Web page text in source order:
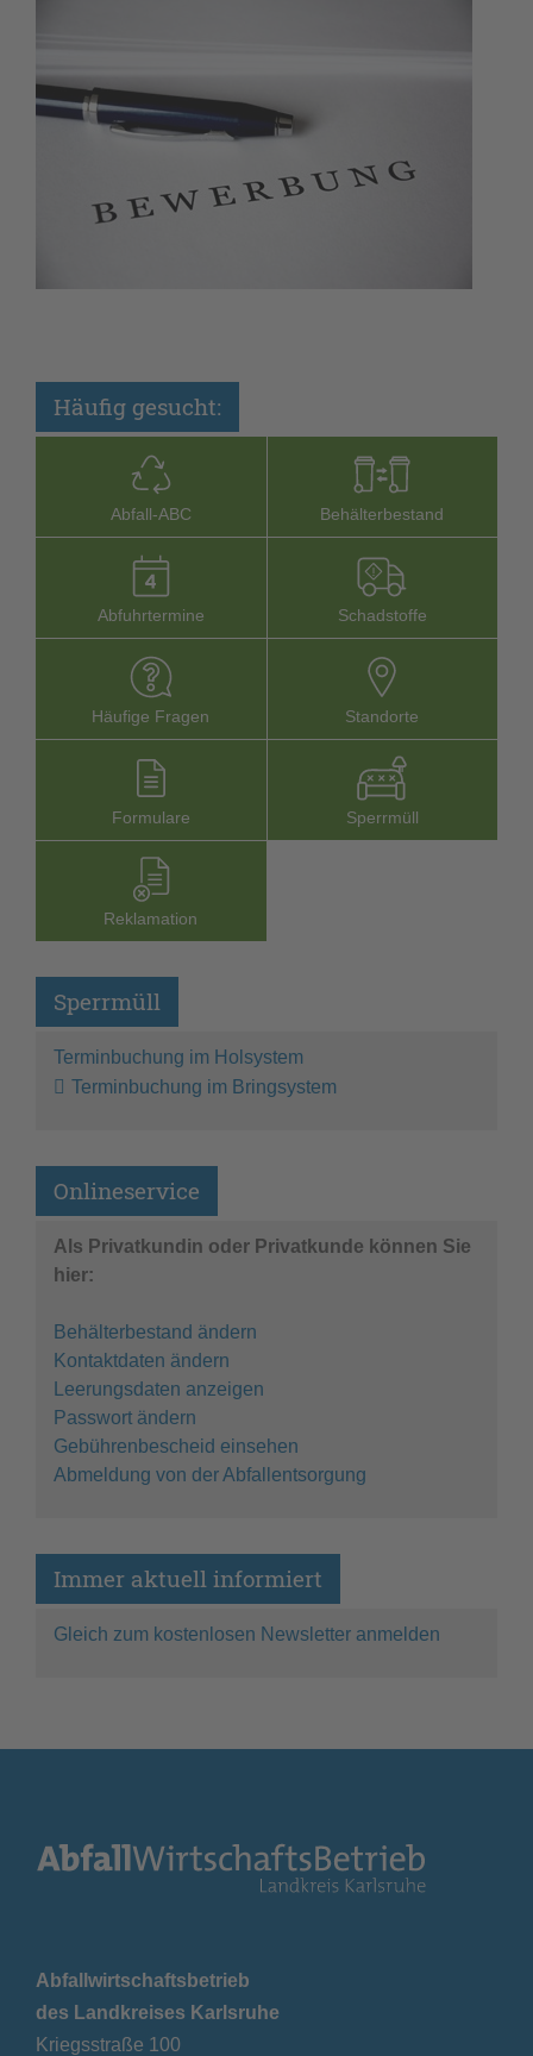
Häufig gesucht:
Abfall-­ABC Behälterbestand
Abfuhrtermine Schadstoffe
Häufige Fragen Stand­orte
Formu­lare Sperr­müll
Reklamation
Sperrmüll
Terminbuchung im Holsystem
Terminbuchung im Bringsystem
Onlineservice
Als Privatkundin oder Privatkunde können Sie
hier:
Behälterbestand ändern
Kontaktdaten ändern
Leerungsdaten anzeigen
Passwort ändern
Gebührenbescheid einsehen
Abmeldung von der Abfallentsorgung
Immer aktuell informiert
Gleich zum kostenlosen Newsletter anmelden
Abfallwirtschaftsbetrieb
des Landkreises Karlsruhe
Kriegsstraße 100